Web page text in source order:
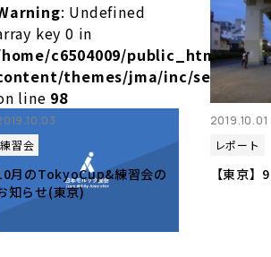
: Undefined
key 0 in
c6504009/public_html/
themes/jma/inc/setup.php
line 98
練習会
月のTokyoCup&練習会の
知らせ(東京)
2019.10.01
レポート
【東京